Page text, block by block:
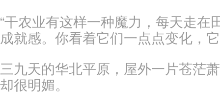
“干农业有这样一种魔力，每天走
成就感。你看着它们一点点变化，
三九天的华北平原，屋外一片苍茫
却很明媚。